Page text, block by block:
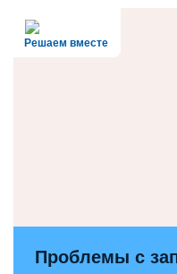
Решаем вместе
Проблемы с